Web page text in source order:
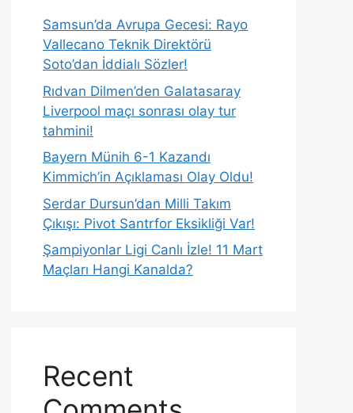
Samsun’da Avrupa Gecesi: Rayo
Vallecano Teknik Direktörü
Soto’dan İddialı Sözler!
Rıdvan Dilmen’den Galatasaray
Liverpool maçı sonrası olay tur
tahmini!
Bayern Münih 6-1 Kazandı
Kimmich’in Açıklaması Olay Oldu!
Serdar Dursun’dan Milli Takım
Çıkışı: Pivot Santrfor Eksikliği Var!
Şampiyonlar Ligi Canlı İzle! 11 Mart
Maçları Hangi Kanalda?
Recent